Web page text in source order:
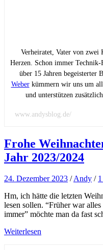
Verheiratet, Vater von zwei
Herzen. Schon immer
über 15 Jahren begeisterter
Weberkümmern wir uns um
und unterstützen
www.andysblog.de/
Frohe
Jahr 2023/2024
24. Dezember 2023 /Andy /
Hm, ich hätte die letzten
lesen sollen. “Früher war
immer” möchte man da fast
Weiterlesen